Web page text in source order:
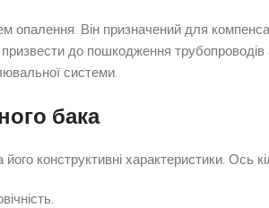
опалення. Він призначений для
до пошкодження
системи.
бака
конструктивні характеристики. Ось